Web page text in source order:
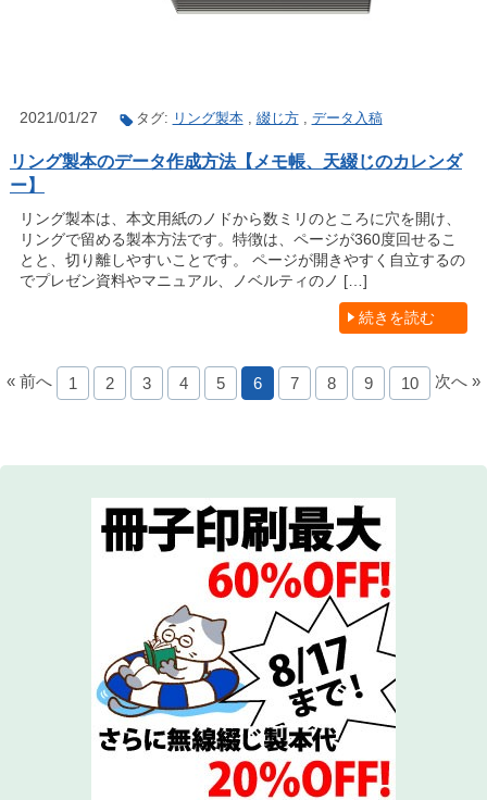
2021/01/27 タグ: リング製本, 綴じ方, データ入稿
リング製本のデータ作成方法【メモ帳、天綴じのカレンダ
ー】
リング製本は、本文用紙のノドから数ミリのところに穴を開け、
リングで留める製本方法です。特徴は、ページが360度回せるこ
とと、切り離しやすいことです。 ページが開きやすく自立するの
でプレゼン資料やマニュアル、ノベルティのノ […]
続きを読む
« 前へ 1 2 3 4 5 6 7 8 9 10 次へ »